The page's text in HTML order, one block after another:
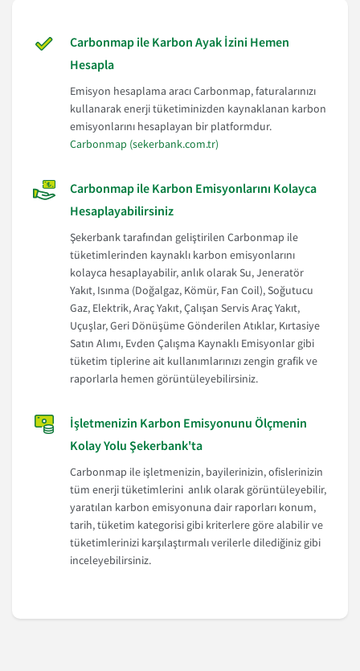
Carbonmap ile Karbon Ayak İzini Hemen
Hesapla
Emisyon hesaplama aracı Carbonmap, faturalarınızı
kullanarak enerji tüketiminizden kaynaklanan karbon
emisyonlarını hesaplayan bir platformdur.
Carbonmap (sekerbank.com.tr)
Carbonmap ile Karbon Emisyonlarını Kolayca
Hesaplayabilirsiniz
Şekerbank tarafından geliştirilen Carbonmap ile
tüketimlerinden kaynaklı karbon emisyonlarını
kolayca hesaplayabilir, anlık olarak Su, Jeneratör
Yakıt, Isınma (Doğalgaz, Kömür, Fan Coil), Soğutucu
Gaz, Elektrik, Araç Yakıt, Çalışan Servis Araç Yakıt,
Uçuşlar, Geri Dönüşüme Gönderilen Atıklar, Kırtasiye
Satın Alımı, Evden Çalışma Kaynaklı Emisyonlar gibi
tüketim tiplerine ait kullanımlarınızı zengin grafik ve
raporlarla hemen görüntüleyebilirsiniz.
İşletmenizin Karbon Emisyonunu Ölçmenin
Kolay Yolu Şekerbank'ta
Carbonmap ile işletmenizin, bayilerinizin, ofislerinizin
tüm enerji tüketimlerini anlık olarak görüntüleyebilir,
yaratılan karbon emisyonuna dair raporları konum,
tarih, tüketim kategorisi gibi kriterlere göre alabilir ve
tüketimlerinizi karşılaştırmalı verilerle dilediğiniz gibi
inceleyebilirsiniz.